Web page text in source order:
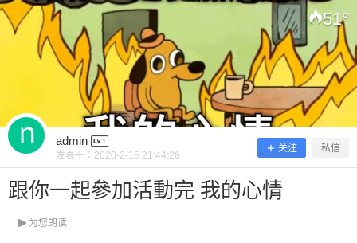
51°
admin
发表于： 2020-2-15 21:44:26
关注 私信
跟你一起參加活動完 我的心情
为您朗读
扫描二维码继续阅读